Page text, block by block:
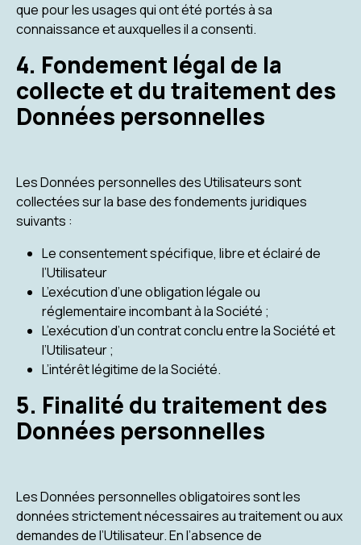
que pour les usages qui ont été portés à sa
connaissance et auxquelles il a consenti.
4. Fondement légal de la
collecte et du traitement des
Données personnelles
Les Données personnelles des Utilisateurs sont
collectées sur la base des fondements juridiques
suivants :
Le consentement spécifique, libre et éclairé de
l’Utilisateur
L’exécution d’une obligation légale ou
réglementaire incombant à la Société ;
L’exécution d’un contrat conclu entre la Société et
l’Utilisateur ;
L’intérêt légitime de la Société.
5. Finalité du traitement des
Données personnelles
Les Données personnelles obligatoires sont les
données strictement nécessaires au traitement ou aux
demandes de l’Utilisateur. En l’absence de